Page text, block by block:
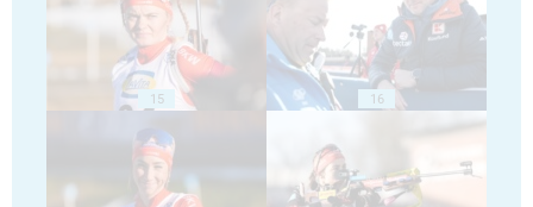
15 16